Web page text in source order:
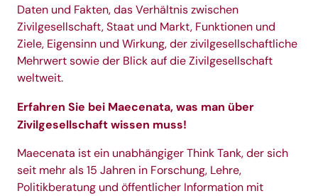
Daten und Fakten, das Verhältnis zwischen
Zivilgesellschaft, Staat und Markt, Funktionen und
Ziele, Eigensinn und Wirkung, der zivilgesellschaftliche
Mehrwert sowie der Blick auf die Zivilgesellschaft
weltweit.
Erfahren Sie bei Maecenata, was man über
Zivilgesellschaft wissen muss!
Maecenata ist ein unabhängiger Think Tank, der sich
seit mehr als 15 Jahren in Forschung, Lehre,
Politikberatung und öffentlicher Information mit